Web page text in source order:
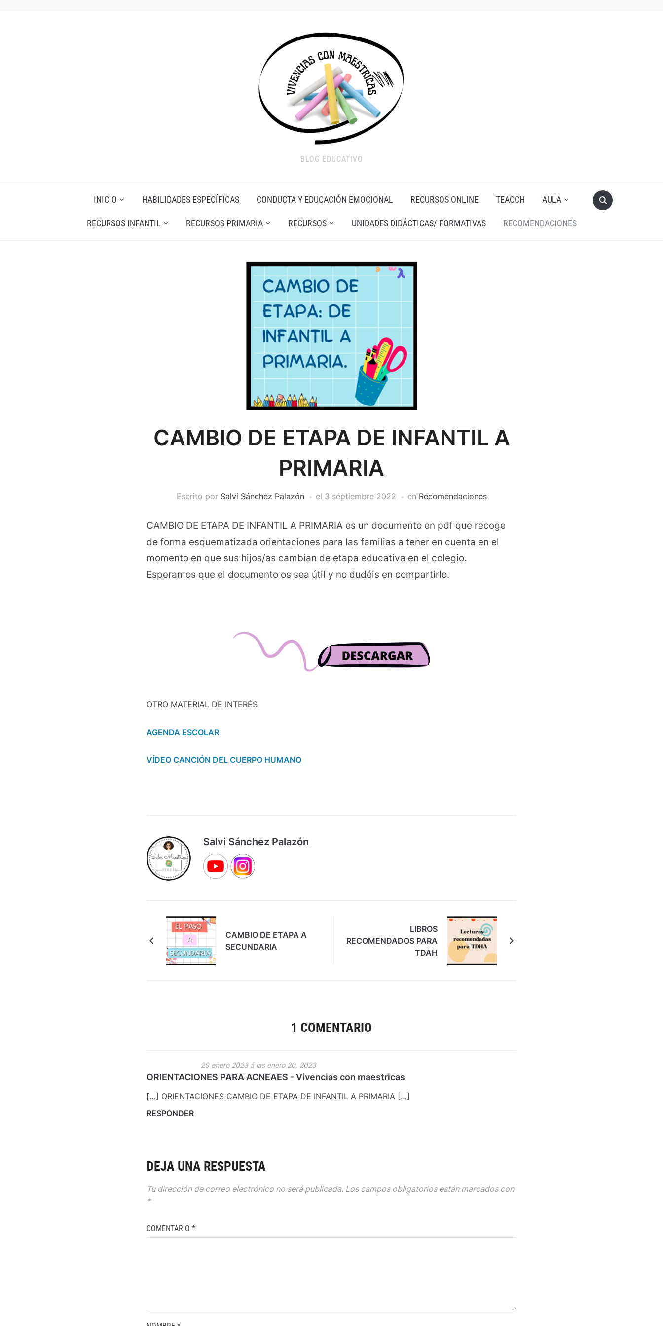
BLOG EDUCATIVO
INICIO HABILIDADES ESPECÍFICAS CONDUCTA Y EDUCACIÓN EMOCIONAL RECURSOS ONLINE TEACCH AULA
RECURSOS INFANTIL RECURSOS PRIMARIA RECURSOS UNIDADES DIDÁCTICAS/ FORMATIVAS RECOMENDACIONES
CAMBIO DE ETAPA DE INFANTIL A
PRIMARIA
Escrito por Salvi Sánchez Palazón el 3 septiembre 2022 en Recomendaciones
CAMBIO DE ETAPA DE INFANTIL A PRIMARIA es un documento en pdf que recoge
de forma esquematizada orientaciones para las familias a tener en cuenta en el
momento en que sus hijos/as cambian de etapa educativa en el colegio.
Esperamos que el documento os sea útil y no dudéis en compartirlo.
OTRO MATERIAL DE INTERÉS
AGENDA ESCOLAR
VÍDEO CANCIÓN DEL CUERPO HUMANO
Salvi Sánchez Palazón
CAMBIO DE ETAPA A
SECUNDARIA
LIBROS
RECOMENDADOS PARA
TDAH
1 COMENTARIO
ORIENTACIONES PARA ACNEAES - Vivencias con maestricas
20 enero 2023 a las enero 20, 2023
[…] ORIENTACIONES CAMBIO DE ETAPA DE INFANTIL A PRIMARIA […]
RESPONDER
DEJA UNA RESPUESTA
Tu dirección de correo electrónico no será publicada. Los campos obligatorios están marcados con
*
COMENTARIO *